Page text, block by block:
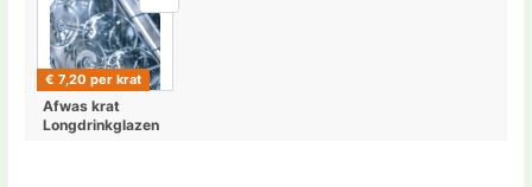
€ 7,20 per krat
Afwas krat
Longdrinkglazen